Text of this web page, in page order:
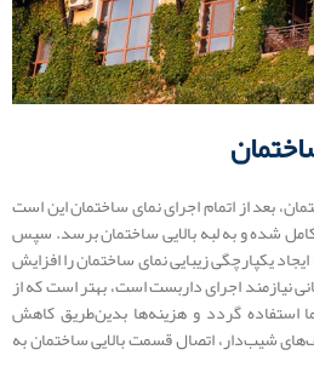
بعد از اتمام اجرای نمای ساختمان این است
کامل شده و به لبه بالایی ساختمان برسد. سپس
یکپارچگی زیبایی نمای ساختمان را افزایش
نیازمند اجرای داربست است، بهتر است که از
استفاده گردد و هزینه‌ها بدین‌طریق کاهش
شیب‌دار، اتصال قسمت بالایی ساختمان به